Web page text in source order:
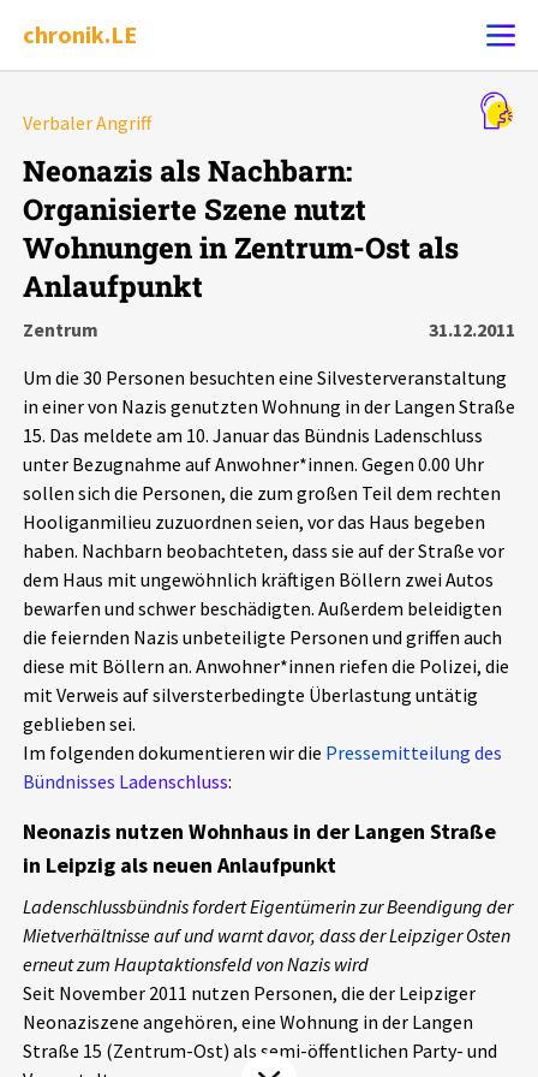
chronik.LE
Chronik
Dossiers
Schlaglichter
Phänomene
Aktuelles
Alle Beiträge
Veranstaltungen
Pressemitteilungen
Podcasts
Über uns
Projektbeschreibung
Kontakt
chronik.LE in der Presse
Verbaler Angriff
Neonazis als Nachbarn:
Organisierte Szene nutzt
Wohnungen in Zentrum-Ost als
Anlaufpunkt
Zentrum
31.12.2011
Um die 30 Personen besuchten eine Silvesterveranstaltung
in einer von Nazis genutzten Wohnung in der Langen Straße
15. Das meldete am 10. Januar das Bündnis Ladenschluss
unter Bezugnahme auf Anwohner*innen. Gegen 0.00 Uhr
sollen sich die Personen, die zum großen Teil dem rechten
Hooliganmilieu zuzuordnen seien, vor das Haus begeben
haben. Nachbarn beobachteten, dass sie auf der Straße vor
dem Haus mit ungewöhnlich kräftigen Böllern zwei Autos
bewarfen und schwer beschädigten. Außerdem beleidigten
die feiernden Nazis unbeteiligte Personen und griffen auch
diese mit Böllern an. Anwohner*innen riefen die Polizei, die
mit Verweis auf silversterbedingte Überlastung untätig
geblieben sei.
Im folgenden dokumentieren wir die Pressemitteilung des
Bündnisses Ladenschluss:
Neonazis nutzen Wohnhaus in der Langen Straße
in Leipzig als neuen Anlaufpunkt
Ladenschlussbündnis fordert Eigentümerin zur Beendigung der
Mietverhältnisse auf und warnt davor, dass der Leipziger Osten
erneut zum Hauptaktionsfeld von Nazis wird
Seit November 2011 nutzen Personen, die der Leipziger
Neonaziszene angehören, eine Wohnung in der Langen
Straße 15 (Zentrum-Ost) als semi-öffentlichen Party- und
Alle Ereignisse
Ereignisse
Ereignisse Statistik